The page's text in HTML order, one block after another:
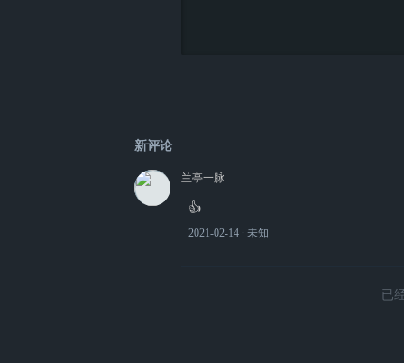
新评论
兰亭一脉
👍
2021-02-14 ∙ 未知
已